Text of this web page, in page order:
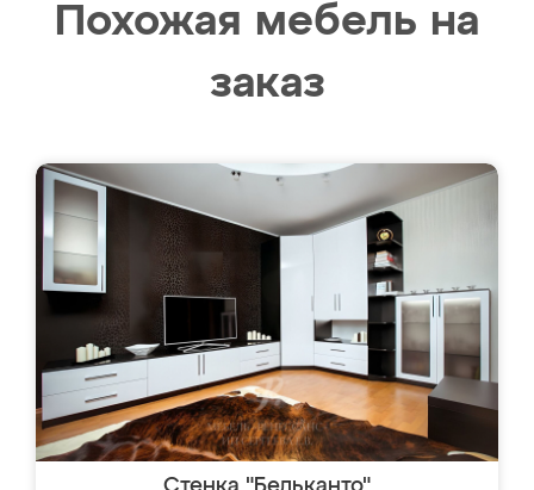
Похожая мебель на
заказ